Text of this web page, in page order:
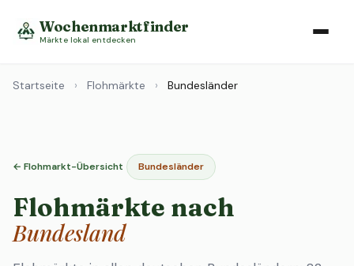
Wochenmarktfinder
Märkte lokal entdecken
Startseite › Flohmärkte › Bundesländer
← Flohmarkt-Übersicht Bundesländer
Flohmärkte nach
Bundesland